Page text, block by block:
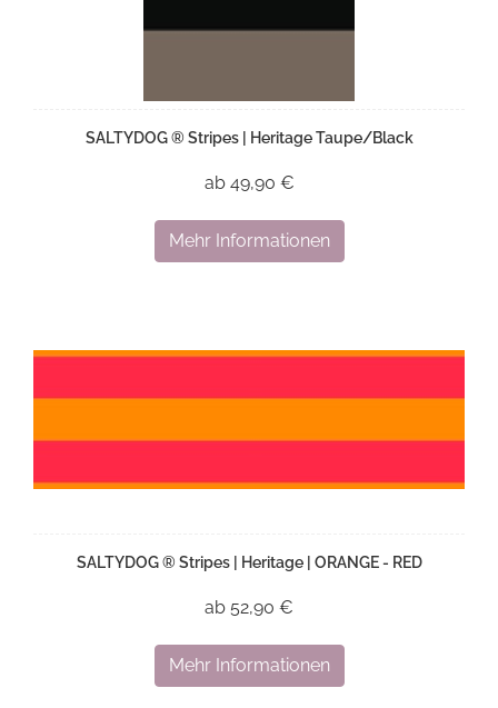
SALTYDOG ® Stripes | Heritage Taupe/Black
ab 49,90 €
Mehr Informationen
SALTYDOG ® Stripes | Heritage | ORANGE - RED
ab 52,90 €
Mehr Informationen